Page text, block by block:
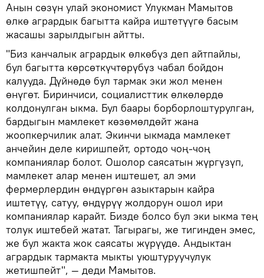
Анын сөзүн улай экономист Улукман Мамытов
өлкө агрардык багытта кайра иштетүүгө басым
жасашы зарылдыгын айтты.
"Биз канчалык агрардык өлкөбүз деп айтпайлы,
бул багытта көрсөткүчтөрүбүз чабал бойдон
калууда. Дүйнөдө бул тармак эки жол менен
өнүгөт. Биринчиси, социалисттик өлкөлөрдө
колдонулган ыкма. Бул баары борборлоштурулган,
бардыгын мамлекет көзөмөлдөйт жана
жоопкерчилик алат. Экинчи ыкмада мамлекет
анчейин деле киришпейт, ортодо чоң-чоң
компаниялар болот. Ошолор саясатын жүргүзүп,
мамлекет алар менен иштешет, ал эми
фермерлердин өндүргөн азыктарын кайра
иштетүү, сатуу, өндүрүү жолдорун ошол ири
компаниялар карайт. Бизде болсо бул эки ыкма тең
толук иштебей жатат. Тагырагы, же тигинден эмес,
же бул жакта жок саясаты жүрүүдө. Андыктан
агрардык тармакта мыкты уюштуруучулук
жетишпейт", — деди Мамытов.